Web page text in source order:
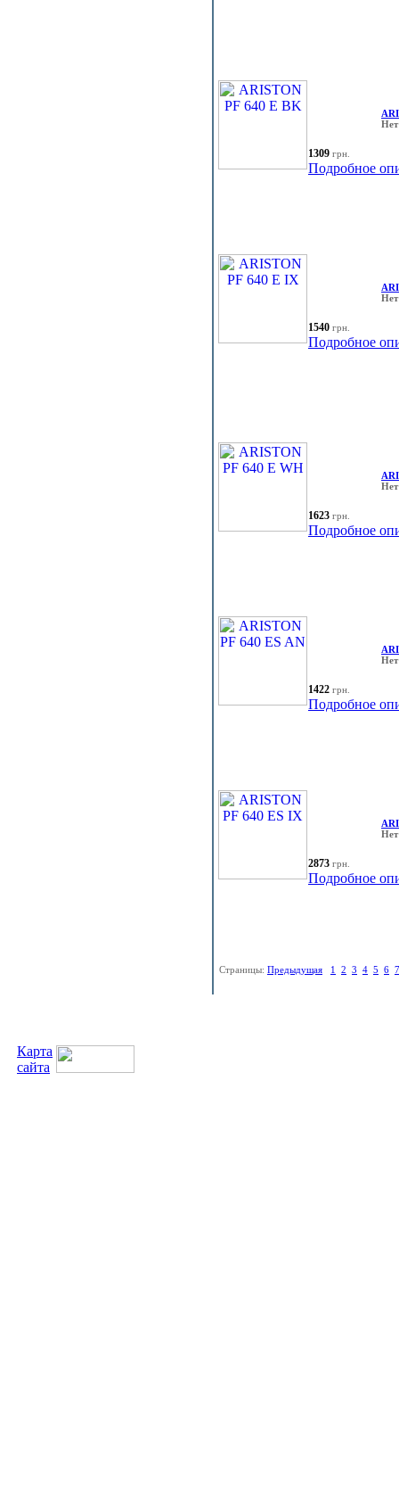
1309 грн.
Подробное
1540 грн.
Подробное
1623 грн.
Подробное
1422 грн.
Подробное
2873 грн.
Подробное
Страницы: Предыдущая 1 2 3 4 5 6 7
Карта
сайта